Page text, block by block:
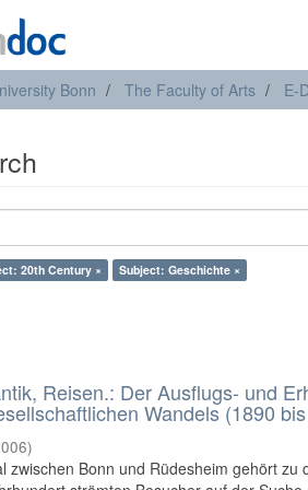
Bonn The Faculty of Arts E-
20th Century × Subject: Geschichte ×
Reisen.: Der Ausflugs- und
Wandels (1890
)
zwischen Bonn und Rüdesheim gehört